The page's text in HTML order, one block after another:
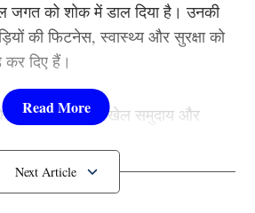
को शोक में डाल दिया है। उनकी
की फिटनेस, स्वास्थ्य और सुरक्षा को
दिए हैं।
बल्कि पूरे खेल समुदाय और
सुविधाओं की उपलब्धता पर फिर से